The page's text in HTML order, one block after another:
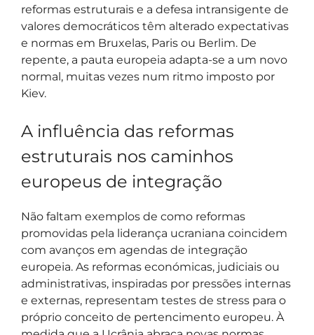
reformas estruturais e a defesa intransigente de
valores democráticos têm alterado expectativas
e normas em Bruxelas, Paris ou Berlim. De
repente, a pauta europeia adapta-se a um novo
normal, muitas vezes num ritmo imposto por
Kiev.
A influência das reformas
estruturais nos caminhos
europeus de integração
Não faltam exemplos de como reformas
promovidas pela liderança ucraniana coincidem
com avanços em agendas de integração
europeia. As reformas económicas, judiciais ou
administrativas, inspiradas por pressões internas
e externas, representam testes de stress para o
próprio conceito de pertencimento europeu. À